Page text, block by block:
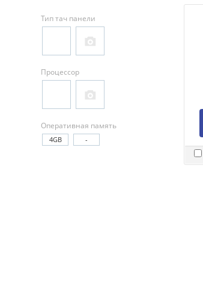
Тип тач панели
Процессор
Оперативная память
4GB -